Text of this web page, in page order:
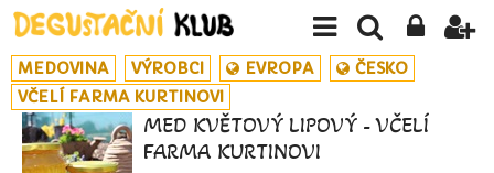
MEDOVINA VÝROBCI EVROPA
ČESKO
VČELÍ FARMA KURTINOVI
MED KVĚTOVÝ LIPOVÝ - VČELÍ
FARMA KURTINOVI